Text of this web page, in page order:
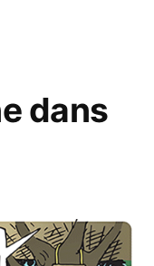
dans